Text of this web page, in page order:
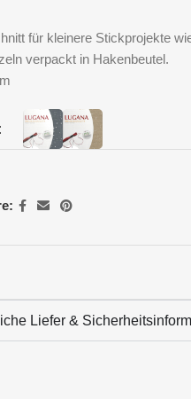
für kleinere Stickprojekte
verpackt in Hakenbeutel.
Liefer &